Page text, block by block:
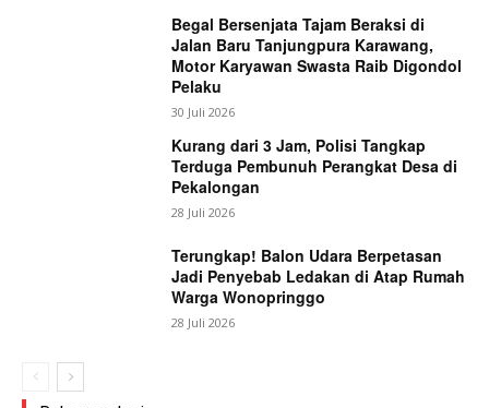
Begal Bersenjata Tajam Beraksi di
Jalan Baru Tanjungpura Karawang,
Motor Karyawan Swasta Raib Digondol
Pelaku
30 Juli 2026
Kurang dari 3 Jam, Polisi Tangkap
Terduga Pembunuh Perangkat Desa di
Pekalongan
28 Juli 2026
Terungkap! Balon Udara Berpetasan
Jadi Penyebab Ledakan di Atap Rumah
Warga Wonopringgo
28 Juli 2026